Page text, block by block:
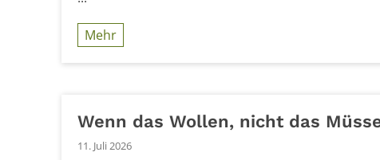
Mehr
Wenn das Wollen, nicht das
11. Juli 2026